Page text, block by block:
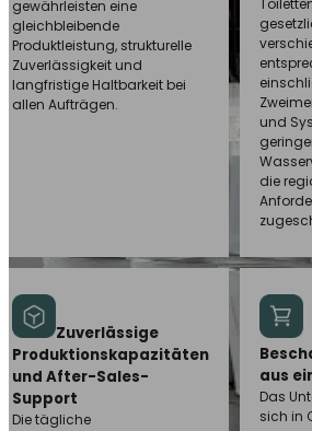
gewährleisten eine
gleichbleibende
Produktleistung, strukturelle
Zuverlässigkeit und
langfristige Haltbarkeit bei
allen Aufträgen.
und
die
Zuverlässige
Produktionskapazitäten
und After-Sales-
Support
Die tägliche
aus
Das
sich in